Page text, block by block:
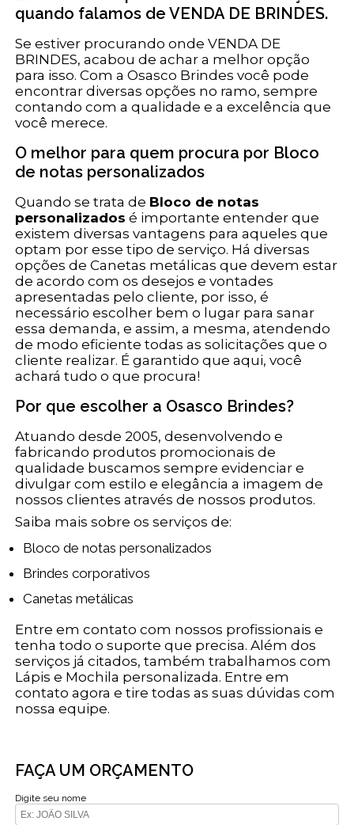
quando falamos de VENDA DE BRINDES.
Se estiver procurando onde VENDA DE
BRINDES, acabou de achar a melhor opção
para isso. Com a Osasco Brindes você pode
encontrar diversas opções no ramo, sempre
contando com a qualidade e a excelência que
você merece.
O melhor para quem procura por Bloco
de notas personalizados
Quando se trata de Bloco de notas
personalizados é importante entender que
existem diversas vantagens para aqueles que
optam por esse tipo de serviço. Há diversas
opções de Canetas metálicas que devem estar
de acordo com os desejos e vontades
apresentadas pelo cliente, por isso, é
necessário escolher bem o lugar para sanar
essa demanda, e assim, a mesma, atendendo
de modo eficiente todas as solicitações que o
cliente realizar. É garantido que aqui, você
achará tudo o que procura!
Por que escolher a Osasco Brindes?
Atuando desde 2005, desenvolvendo e
fabricando produtos promocionais de
qualidade buscamos sempre evidenciar e
divulgar com estilo e elegância a imagem de
nossos clientes através de nossos produtos.
Saiba mais sobre os serviços de:
Bloco de notas personalizados
Brindes corporativos
Canetas metálicas
Entre em contato com nossos profissionais e
tenha todo o suporte que precisa. Além dos
serviços já citados, também trabalhamos com
Lápis e Mochila personalizada. Entre em
contato agora e tire todas as suas dúvidas com
nossa equipe.
FAÇA UM ORÇAMENTO
Digite seu nome